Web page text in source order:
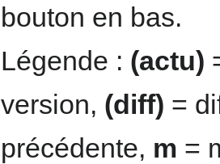
bouton en bas.
Légende : (actu)
version, (diff) =
précédente, m =